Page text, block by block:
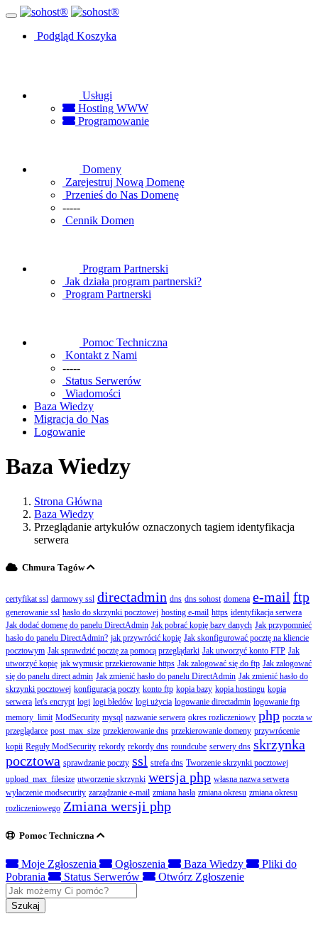
Podgląd Koszyka
Usługi
Hosting WWW
Programowanie
Domeny
Zarejestruj Nową Domenę
Przenieś do Nas Domenę
-----
Cennik Domen
Program Partnerski
Jak działa program partnerski?
Program Partnerski
Pomoc Techniczna
Kontakt z Nami
-----
Status Serwerów
Wiadomości
Baza Wiedzy
Migracja do Nas
Logowanie
Baza Wiedzy
Strona Główna
Baza Wiedzy
Przeglądanie artykułów oznaczonych tagiem identyfikacja
serwera
Chmura Tagów
certyfikat ssl darmowy ssl directadmin dns dns sohost domena e-mail ftp
generowanie ssl hasło do skrzynki pocztowej hosting e-mail https identyfikacja serwera
Jak dodać domenę do panelu DirectAdmin Jak pobrać kopię bazy danych Jak przypomnieć
hasło do panelu DirectAdmin? jak przywrócić kopię Jak skonfigurować pocztę na kliencie
pocztowym Jak sprawdzić pocztę za pomocą przeglądarki Jak utworzyć konto FTP Jak
utworzyć kopię jak wymusic przekierowanie https Jak zalogować się do ftp Jak zalogować
się do panelu direct admin Jak zmienić hasło do panelu DirectAdmin Jak zmienić hasło do
skrzynki pocztowej konfiguracja poczty konto ftp kopia bazy kopia hostingu kopia
serwera let's encrypt logi logi błedów logi użycia logowanie directadmin logowanie ftp
memory_limit ModSecurity mysql nazwanie serwera okres rozliczeniowy php poczta w
przeglądarce post_max_size przekierowanie dns przekierowanie domeny przywrócenie
kopii Reguły ModSecurity rekordy rekordy dns roundcube serwery dns skrzynka
pocztowa sprawdzanie poczty ssl strefa dns Tworzenie skrzynki pocztowej
upload_max_filesize utworzenie skrzynki wersja php własna nazwa serwera
wyłaczenie modsecurity zarządzanie e-mail zmiana hasła zmiana okresu zmiana okresu
rozliczeniowego Zmiana wersji php
Pomoc Techniczna
Moje Zgłoszenia Ogłoszenia Baza Wiedzy
Pliki do
Pobrania
Status Serwerów Otwórz Zgłoszenie
Szukaj